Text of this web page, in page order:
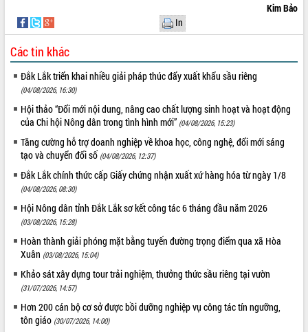
Kim Bảo
In
Các tin khác
Đắk Lắk triển khai nhiều giải pháp thúc đẩy xuất khẩu sầu riêng
(04/08/2026, 16:30)
Hội thảo “Đổi mới nội dung, nâng cao chất lượng sinh hoạt và hoạt động
của Chi hội Nông dân trong tình hình mới” (04/08/2026, 15:23)
Tăng cường hỗ trợ doanh nghiệp về khoa học, công nghệ, đổi mới sáng
tạo và chuyển đổi số (04/08/2026, 12:37)
Đắk Lắk chính thức cấp Giấy chứng nhận xuất xứ hàng hóa từ ngày 1/8
(04/08/2026, 08:30)
Hội Nông dân tỉnh Đắk Lắk sơ kết công tác 6 tháng đầu năm 2026
(03/08/2026, 15:28)
Hoàn thành giải phóng mặt bằng tuyến đường trọng điểm qua xã Hòa
Xuân (03/08/2026, 15:04)
Khảo sát xây dựng tour trải nghiệm, thưởng thức sầu riêng tại vườn
(31/07/2026, 14:57)
Hơn 200 cán bộ cơ sở được bồi dưỡng nghiệp vụ công tác tín ngưỡng,
tôn giáo (30/07/2026, 14:00)